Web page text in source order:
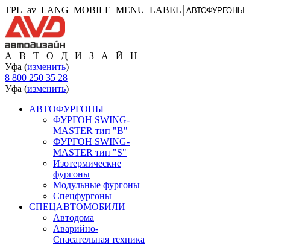
TPL_av_LANG_MOBILE_MENU_LABEL
А В Т О Д И З А Й Н
Уфа (изменить)
8 800 250 35 28
Уфа (изменить)
АВТОФУРГОНЫ
ФУРГОН SWING-
MASTER тип "B"
ФУРГОН SWING-
MASTER тип "S"
Изотермические
фургоны
Модульные фургоны
Спецфургоны
СПЕЦАВТОМОБИЛИ
Автодома
Аварийно-
Спасательная техника